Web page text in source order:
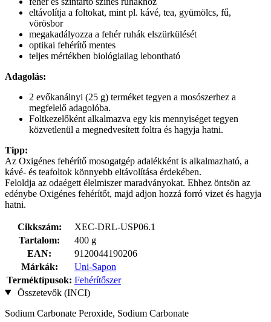
eltávolítja a foltokat, mint pl. kávé, tea, gyümölcs, fű,
vörösbor
megakadályozza a fehér ruhák elszürkülését
optikai fehérítő mentes
teljes mértékben biológiailag lebontható
Adagolás:
2 evőkanálnyi (25 g) terméket tegyen a mosószerhez a
megfelelő adagolóba.
Foltkezelőként alkalmazva egy kis mennyiséget tegyen
közvetlenül a megnedvesített foltra és hagyja hatni.
Tipp:
Az Oxigénes fehérítő mosogatgép adalékként is alkalmazható, a
kávé- és teafoltok könnyebb eltávolítása érdekében.
Feloldja az odaégett élelmiszer maradványokat. Ehhez öntsön az
edénybe Oxigénes fehérítőt, majd adjon hozzá forró vizet és hagyja
hatni.
Cikkszám:
XEC-DRL-USP06.1
Tartalom:
400 g
EAN:
9120044190206
Márkák:
Uni-Sapon
Terméktípusok: Fehérítőszer
Összetevők (INCI)
Sodium Carbonate Peroxide, Sodium Carbonate